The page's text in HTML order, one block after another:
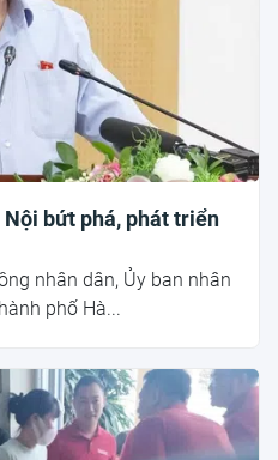
bứt phá, phát triển
nhân dân, Ủy ban nhân
phố Hà...